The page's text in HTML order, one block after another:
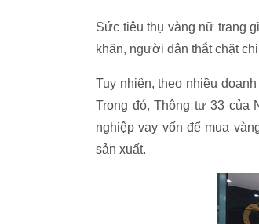
Sức tiêu thụ vàng nữ trang
khăn, người dân thắt chặt
Tuy nhiên, theo nhiều
Trong đó, Thông tư 33 của
nghiệp vay vốn để mua
sản xuất.